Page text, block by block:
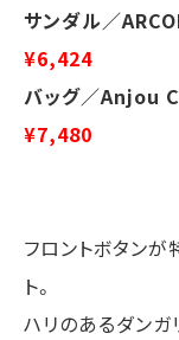
サンダル／
¥6,424
バッグ／
¥7,480
フロントボタン
ト。
ハリのあるダンガ